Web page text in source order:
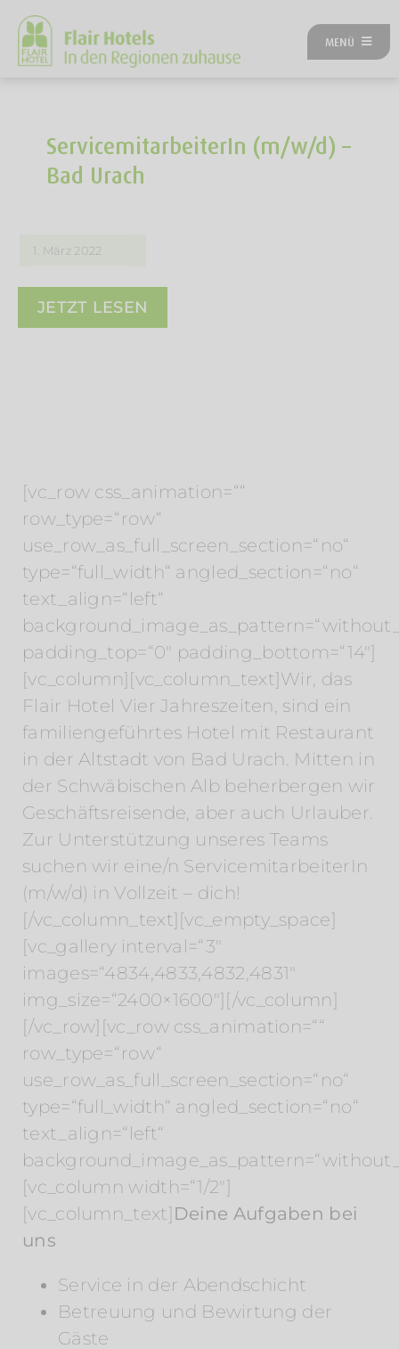
Zum
Inhalt
springen
MENÜ
UNSERE HOTELS
ServicemitarbeiterIn (m/w/d) –
Bad Urach
1. März 2022
JETZT LESEN
[vc_row css_animation=““
row_type=“row“
use_row_as_full_screen_section=“no“
type=“full_width“ angled_section=“no“
text_align=“left“
padding_top=“0″ padding_bottom=“14″]
[vc_column][vc_column_text]Wir, das
Flair Hotel Vier Jahreszeiten, sind ein
familiengeführtes Hotel mit Restaurant
in der Altstadt von Bad Urach. Mitten in
der Schwäbischen Alb beherbergen wir
Geschäftsreisende, aber auch Urlauber.
Zur Unterstützung unseres Teams
suchen wir eine/n ServicemitarbeiterIn
(m/w/d) in Vollzeit – dich!
[/vc_column_text][vc_empty_space]
[vc_gallery interval=“3″
images=“4834,4833,4832,4831″
img_size=“2400×1600″][/vc_column]
[/vc_row][vc_row css_animation=““
row_type=“row“
use_row_as_full_screen_section=“no“
type=“full_width“ angled_section=“no“
text_align=“left“
[vc_column width=“1/2″]
[vc_column_text] Deine Aufgaben bei
uns
Service in der Abendschicht
Betreuung und Bewirtung der
Gäste